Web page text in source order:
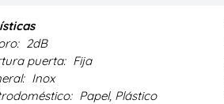
2dB
puerta: Fija
Inox
Papel, Plástico